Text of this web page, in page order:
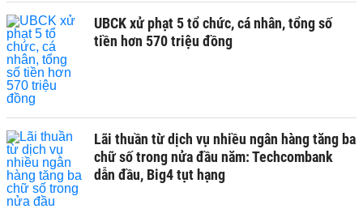
UBCK xử phạt 5 tổ chức, cá nhân, tổng số
tiền hơn 570 triệu đồng
Lãi thuần từ dịch vụ nhiều ngân hàng tăng ba
chữ số trong nửa đầu năm: Techcombank
dẫn đầu, Big4 tụt hạng